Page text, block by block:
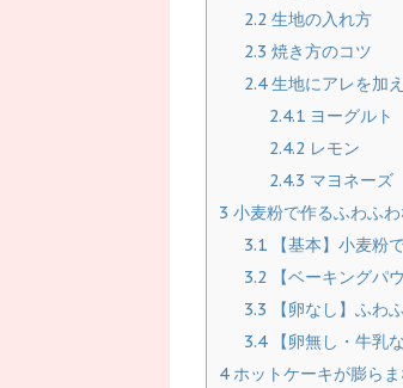
2.2 生地の入れ方
2.3 焼き方のコツ
2.4生地にアレを加
2.4.1 ヨーグルト
2.4.2 レモン
2.4.3 マヨネーズ
3 小麦粉で作るふわふ
3.1 【基本】小麦粉
3.2 【ベーキングパ
3.3 【卵なし】ふわ
3.4【卵無し・牛乳
4ホットケーキが膨ら